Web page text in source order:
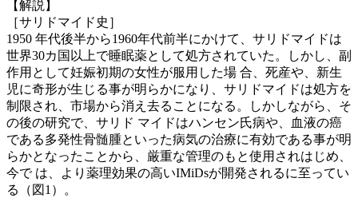
【解説】
［サリドマイド史］
1950 年代後半から1960年代前半にかけて、サリドマイドは
世界30カ国以上で睡眠薬として処方されていた。しかし、副
作用として妊娠初期の女性が服用した場 合、死産や、新生
児に奇形が生じる事が明らかになり、サリドマイドは処方を
制限され、市場から消え去ることになる。しかしながら、そ
の後の研究で、サリド マイドはハンセン氏病や、血液の癌
である多発性骨髄腫といった病気の治療に有効である事が明
らかとなったことから、厳重な管理のもと使用されはじめ、
今で は、より薬理効果の高いIMiDsが開発されるに至ってい
る（図1）。